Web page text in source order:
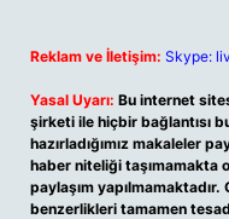
Reklam ve İletişim: Skype:
Yasal Uyarı: Bu internet
şirketi ile hiçbir bağlantısı
hazırladığımız makaleler
haber niteliği taşımamakta
paylaşım
benzerlikleri tamamen